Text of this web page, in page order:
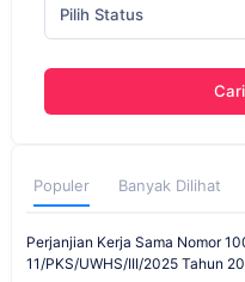
Pilih Status
Populer Banyak Dilihat
Perjanjian Kerja Sama Nomor
11/PKS/UWHS/III/2025 Tahun